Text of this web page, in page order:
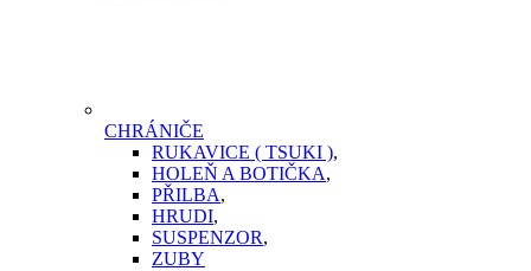
CHRÁNIČE
RUKAVICE ( TSUKI ),
HOLEŇ A BOTIČKA,
PŘILBA,
HRUDI,
SUSPENZOR,
ZUBY